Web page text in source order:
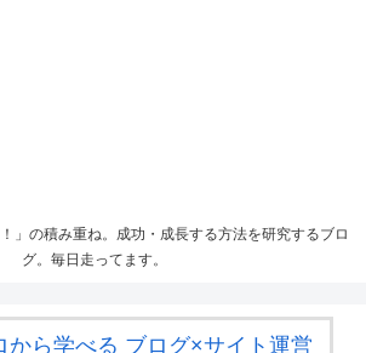
」の積み重ね。成功・成長する方法を研究するブロ
グ。毎日走ってます。
から学べる ブログ×サイト運営